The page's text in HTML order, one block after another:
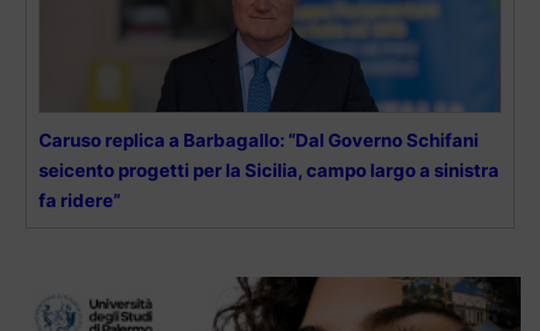
Caruso replica a Barbagallo: “Dal Governo Schifani
seicento progetti per la Sicilia, campo largo a sinistra
fa ridere”